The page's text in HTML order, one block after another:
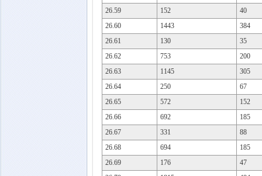
26.59
152
40
26.60
1443
384
26.61
130
35
26.62
753
200
26.63
1145
305
26.64
250
67
26.65
572
152
26.66
692
185
26.67
331
88
26.68
694
185
26.69
176
47